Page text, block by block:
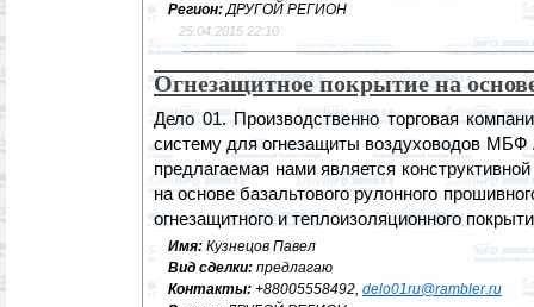
Регион:ДРУГОЙ РЕГИОН
25.04.2015 22:10
Огнезащитное покрытие на
Дело 01. Производственно торговая
систему для огнезащиты воздуховодов МБФ
предлагаемая нами является
на основе базальтового рулонного
огнезащитного и теплоизоляционного
Имя: Кузнецов Павел
Вид сделки: предлагаю
Контакты: +88005558492, delo01ru@rambler.ru